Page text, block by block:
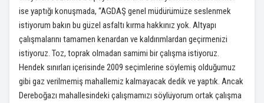
ise yaptığı konuşmada, “AGDAŞ genel müdürümüze seslenmek
istiyorum bakın bu güzel asfaltı kırma hakkınız yok. Altyapı
çalışmalarını tamamen kenardan ve kaldırımlardan geçirmenizi
istiyoruz. Toz, toprak olmadan samimi bir çalışma istiyoruz.
Hendek sınırları içerisinde 2009 seçimlerine söylemiş olduğumuz
gibi gaz verilmemiş mahallemiz kalmayacak dedik ve yaptık. Ancak
Dereboğazı mahallesindeki çalışmamızı söylüyorum ortak çalışma